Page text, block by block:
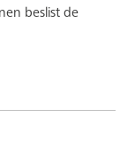
beslist de